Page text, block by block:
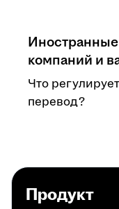
Иностранные
компаний и
Что
перевод?
Продукт